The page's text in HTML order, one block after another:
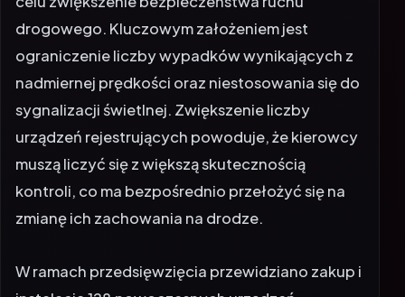
drogowego. Kluczowym założeniem jest
ograniczenie liczby wypadków wynikających z
nadmiernej prędkości oraz niestosowania się do
sygnalizacji świetlnej. Zwiększenie liczby
urządzeń rejestrujących powoduje, że kierowcy
muszą liczyć się z większą skutecznością
kontroli, co ma bezpośrednio przełożyć się na
zmianę ich zachowania na drodze.
instalację 128 nowoczesnych urządzeń